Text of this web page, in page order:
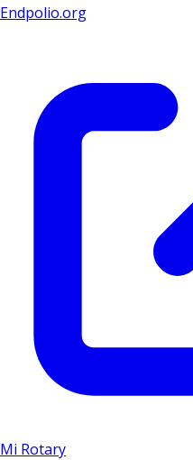
Endpolio.org
Mi Rotary